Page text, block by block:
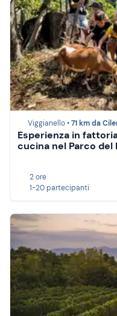
Viggianello •71 km da
Esperienza in
cucina nel Parco del
2 ore
1-20 partecipanti